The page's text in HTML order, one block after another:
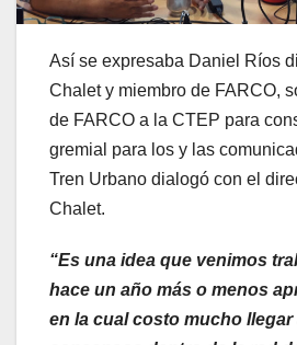
Así se expresaba Daniel Ríos
Chalet y miembro de FARCO,
de FARCO a la CTEP para
gremial para los y las
Tren Urbano dialogó con el
Chalet.
“Es una idea que venimos
hace un año más o menos
en la cual costo mucho